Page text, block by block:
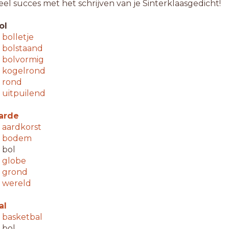
succes met het schrijven van je Sinterklaasgedicht!
bolletje
bolstaand
bolvormig
kogelrond
rond
uitpuilend
aardkorst
bodem
globe
grond
wereld
basketbal